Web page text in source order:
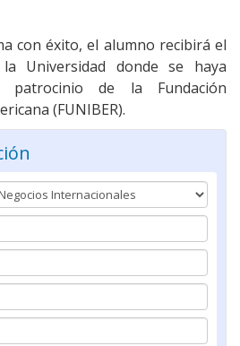
con éxito, el alumno recibirá el
Universidad donde se haya
patrocinio de la Fundación
(FUNIBER).